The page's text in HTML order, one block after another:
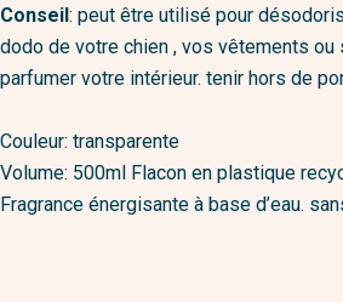
Conseil: peut être utilisé pour
dodo de votre chien , vos vêtements ou
parfumer votre intérieur. tenir hors de
Couleur: transparente
Volume: 500ml Flacon en plastique
Fragrance énergisante à base d’eau.